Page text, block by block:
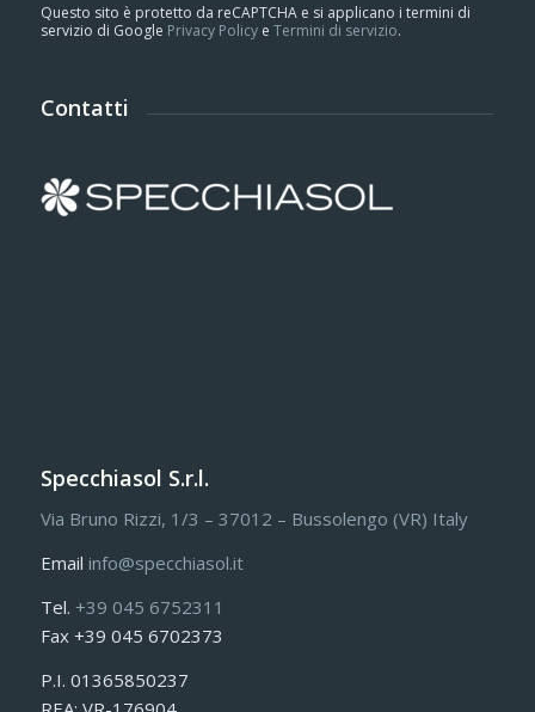
Questo sito è protetto da reCAPTCHA e si applicano i termini di
servizio di Google Privacy Policye Termini di servizio.
Contatti
Specchiasol S.r.l.
Via Bruno Rizzi, 1/3 – 37012 – Bussolengo (VR) Italy
Email info@specchiasol.it
Tel. +39 045 6752311
Fax +39 045 6702373
P.I. 01365850237